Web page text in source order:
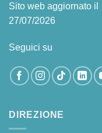
Sito web aggiornato il
27/07/2026
Seguici su
DIREZIONE